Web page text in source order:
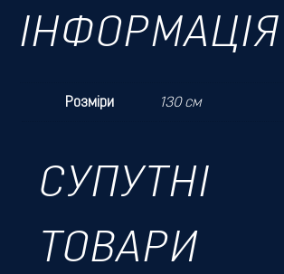
ІНФОРМАЦІЯ
Розміри 130 см
СУПУТНІ
ТОВАРИ